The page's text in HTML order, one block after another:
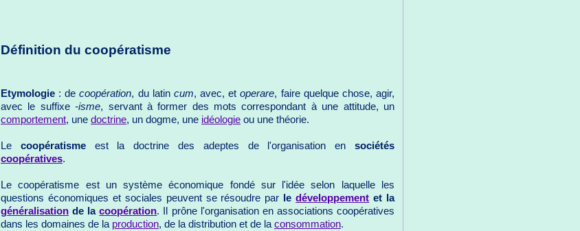
Définition du coopératisme
Etymologie : decoopération, du latin cum, avec, etoperare, faire quelque chose, agir,
avec le suffixe -isme, servant à former des mots correspondant à une attitude, un
comportement, une doctrine, un dogme, une idéologie ou une théorie.
Le coopératismeest la doctrine des adeptes de l'organisation ensociétés
coopératives.
Le coopératisme est un système économique fondé sur l'idée selon laquelle les
questions économiques et sociales peuvent se résoudre par
ledéveloppement et la
généralisation de lacoopération. Il prône l'organisation en associations coopératives
dans les domaines de la production, de la distribution et de la consommation.